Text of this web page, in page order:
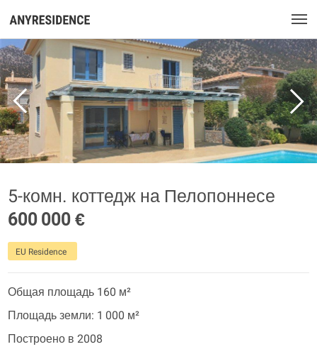
5-комн. коттедж на Пелопоннесе
600 000 €
EU Residence
Общая площадь 160 м²
Площадь земли: 1 000 м²
Построено в 2008